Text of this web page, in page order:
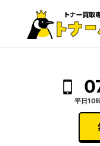
平日10